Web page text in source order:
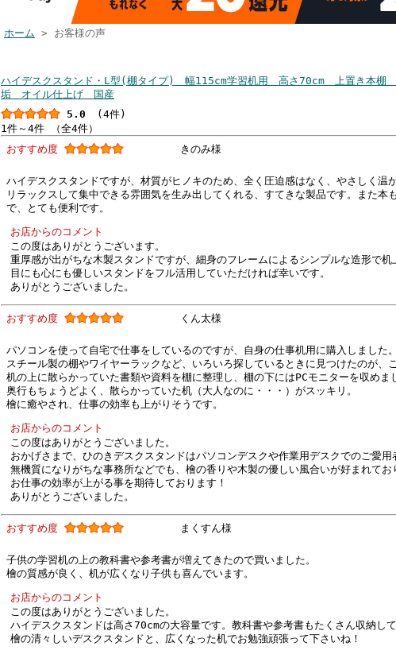
ホーム > お客様の声
ハイデスクスタンド・L型(棚タイプ) 幅115cm学習机用 高さ70cm 上置き本棚
垢 オイル仕上げ 国産
5.0
(4件)
1件～4件 （全4件）
おすすめ度
きのみ様
ハイデスクスタンドですが、材質がヒノキのため、全く圧迫感はなく、やさしく温
リラックスして集中できる雰囲気を生み出してくれる、すてきな製品です。また本
で、とても便利です。
お店からのコメント
この度はありがとうございます。
重厚感が出がちな木製スタンドですが、細身のフレームによるシンプルな造形で
目にも心にも優しいスタンドをフル活用していただければ幸いです。
ありがとうございました。
おすすめ度 くん太様
パソコンを使って自宅で仕事をしているのですが、自身の仕事机用に購入しました
スチール製の棚やワイヤーラックなど、いろいろ探しているときに見つけたのが、
机の上に散らかっていた書類や資料を棚に整理し、棚の下にはPCモニターを収めま
奥行もちょうどよく、散らかっていた机（大人なのに・・・）がスッキリ。
檜に癒やされ、仕事の効率も上がりそうです。
お店からのコメント
この度はありがとうございました。
おかげさまで、ひのきデスクスタンドはパソコンデスクや作業用デスクでのご愛
無機質になりがちな事務所などでも、檜の香りや木製の優しい風合いが好まれてお
お仕事の効率が上がる事を期待しております！
ありがとうございました。
おすすめ度 まくすん様
子供の学習机の上の教科書や参考書が増えてきたので買いました。
檜の質感が良く、机が広くなり子供も喜んでいます。
お店からのコメント
この度はありがとうございました。
ハイデスクスタンドは高さ70cmの大容量です。教科書や参考書もたくさん収納し
檜の清々しいデスクスタンドと、広くなった机でお勉強頑張って下さいね！